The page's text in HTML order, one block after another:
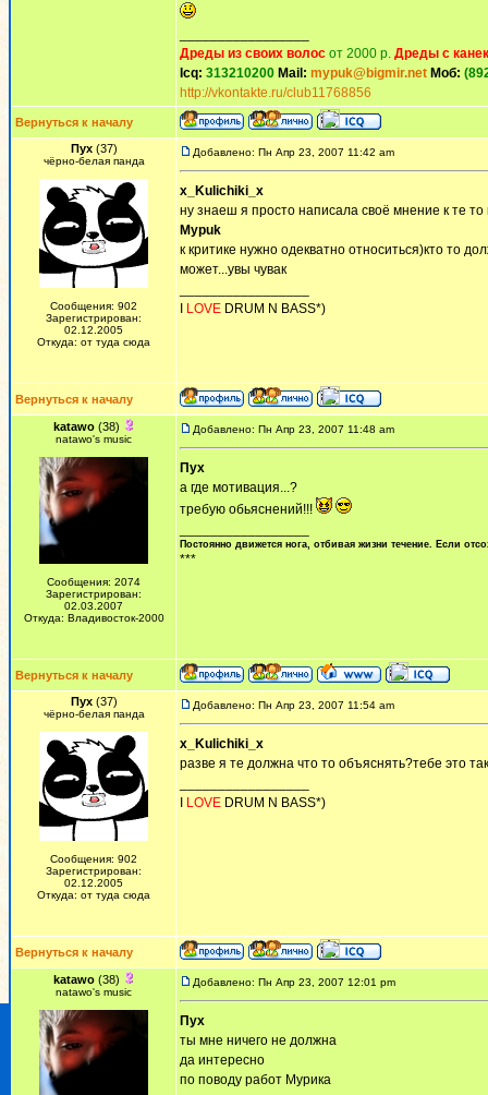
Дреды из своих волос от 2000 р. Дреды с
Icq: 313210200 Mail: mypuk@bigmir.net Моб:
http://vkontakte.ru/club11768856
Вернуться к началу
Пух(37)
чёрно-белая панда
Сообщения: 902
Зарегистрирован:
02.12.2005
Откуда: от туда сюда
Добавлено: Пн Апр 23, 2007 11:42 am
x_Kulichiki_x
ну знаеш я просто написала своё мнение к те то
Mypuk
к критике нужно одекватно относиться)кто то
может...увы чувак
LOVE DRUM N BASS*)
Вернуться к началу
katawo(38)
natawo's music
Сообщения: 2074
Зарегистрирован:
02.03.2007
Откуда: Владивосток-2000
Добавлено: Пн Апр 23, 2007 11:48 am
Пух
а где мотивация...?
требую обьяснений!!!
Постоянно движется нога, отбивая жизни течение. Если
***
Вернуться к началу
Пух(37)
чёрно-белая панда
Сообщения: 902
Зарегистрирован:
02.12.2005
Откуда: от туда сюда
Добавлено: Пн Апр 23, 2007 11:54 am
x_Kulichiki_x
разве я те должна что то объяснять?тебе это
LOVE DRUM N BASS*)
Вернуться к началу
katawo(38)
natawo's music
Добавлено: Пн Апр 23, 2007 12:01 pm
Пух
ты мне ничего не должна
да интересно
по поводу работ Мурика